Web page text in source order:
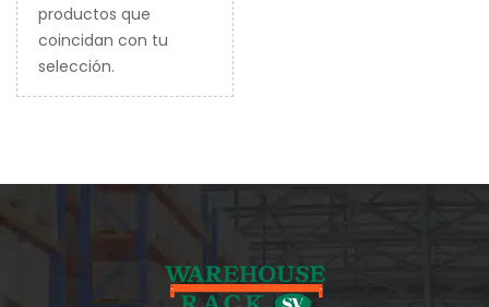
productos que
coincidan con tu
selección.